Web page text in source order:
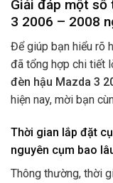
Giải đáp một số
3 2006 – 2008
Để giúp bạn hiểu rõ
đã tổng hợp chi tiết
đèn hậu Mazda 3
hiện nay, mời bạn
Thời gian lắp đặt
nguyên cụm bao
Thông thường, thời